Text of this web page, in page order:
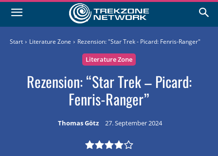
Start Literature Zone Rezension: "Star Trek - Picard: Fenris-Ranger"
Literature Zone
Rezension: “Star Trek – Picard:
Fenris-Ranger”
Thomas Götz 27. September 2024